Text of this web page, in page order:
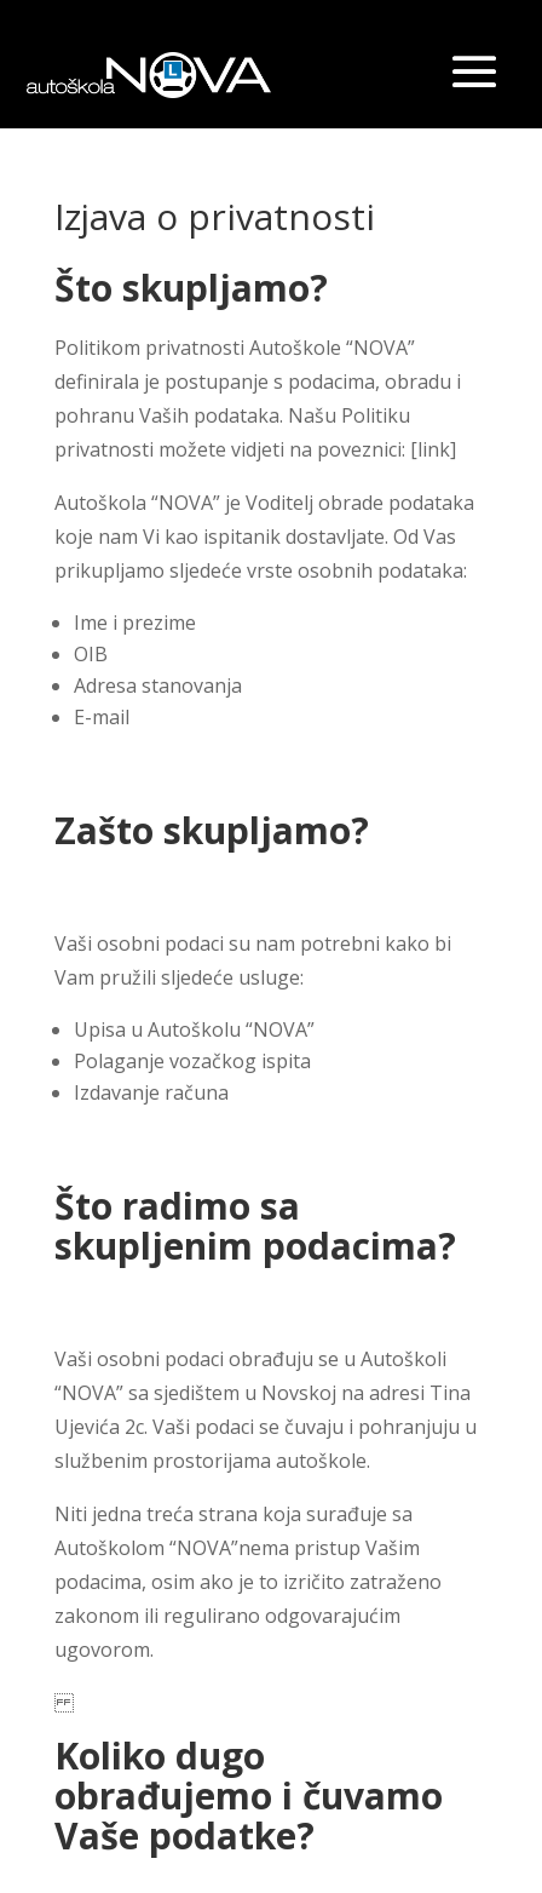
Izjava o privatnosti
Što skupljamo?
Politikom privatnosti Autoškole “NOVA”
definirala je postupanje s podacima, obradu i
pohranu Vaših podataka. Našu Politiku
privatnosti možete vidjeti na poveznici: [link]
Autoškola “NOVA”je Voditelj obrade podataka
koje nam Vi kao ispitanik dostavljate. Od Vas
prikupljamo sljedeće vrste osobnih podataka:
Ime i prezime
OIB
Adresa stanovanja
E-mail
Zašto skupljamo?
Vaši osobni podaci su nam potrebni kako bi
Vam pružili sljedeće usluge:
Upisa u Autoškolu “NOVA”
Polaganje vozačkog ispita
Izdavanje računa
Što radimo sa
skupljenim podacima?
Vaši osobni podaci obrađuju se u Autoškoli
“NOVA”sa sjedištem u Novskoj na adresi Tina
Ujevića 2c. Vaši podaci se čuvaju i pohranjuju u
službenim prostorijama autoškole.
Niti jedna treća strana koja surađuje sa
Autoškolom “NOVA”nema pristup Vašim
podacima, osim ako je to izričito zatraženo
zakonom ili regulirano odgovarajućim
ugovorom.
Koliko dugo
obrađujemo i čuvamo
Vaše podatke?